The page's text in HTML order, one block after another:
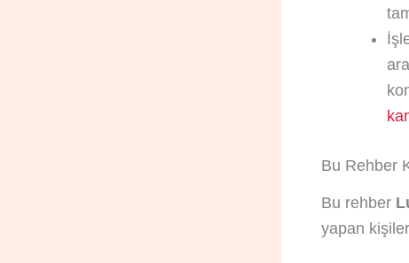
Bu Rehber
Bu rehber
yapan